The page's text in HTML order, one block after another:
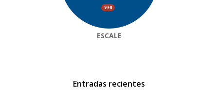
ESCALE
Entradas recientes